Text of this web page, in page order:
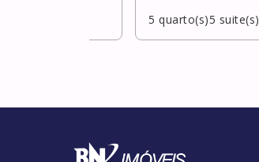
5 quarto(s)5 suite(s)